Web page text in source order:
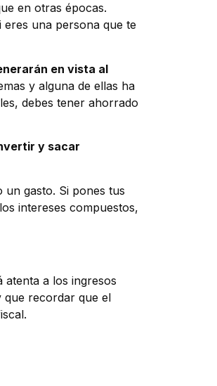
en otras épocas.
eres una persona que te
en vista al
y alguna de ellas ha
debes tener ahorrado
y sacar
gasto. Si pones tus
intereses compuestos,
atenta a los ingresos
que recordar que el